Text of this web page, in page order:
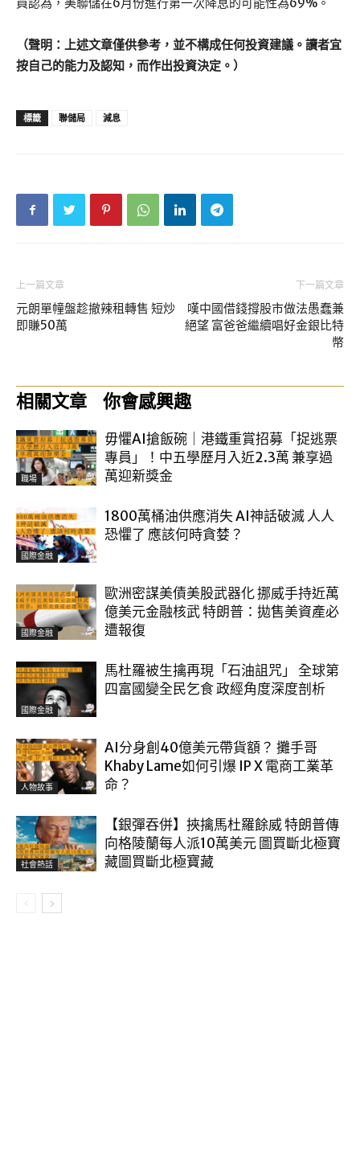
員認為，美聯儲在6月份進行第一次降息的可能性為69%。
（聲明：上述文章僅供參考，並不構成任何投資建議。讀者宜
按自己的能力及認知，而作出投資決定。）
標籤 聯儲局 減息
上一篇文章
元朗單幢盤趁撤辣租轉售 短炒
即賺50萬
下一篇文章
嘆中國借錢撐股市做法愚蠢兼
絕望 富爸爸繼續唱好金銀比特
幣
相關文章 你會感興趣
職場
毋懼AI搶飯碗｜港鐵重賞招募「捉逃票
專員」！中五學歷月入近2.3萬 兼享過
萬迎新獎金
國際金融
1800萬桶油供應消失 AI神話破滅 人人
恐懼了 應該何時貪婪？
國際金融
歐洲密謀美債美股武器化 挪威手持近萬
億美元金融核武 特朗普：拋售美資產必
遭報復
國際金融
馬杜羅被生擒再現「石油詛咒」 全球第
四富國變全民乞食 政經角度深度剖析
人物故事
AI分身創40億美元帶貨額？ 攤手哥
Khaby Lame如何引爆 IP X 電商工業革
命？
社會熱話
【銀彈吞併】挾擒馬杜羅餘威 特朗普傳
向格陵蘭每人派10萬美元 圖買斷北極寶
藏圖買斷北極寶藏